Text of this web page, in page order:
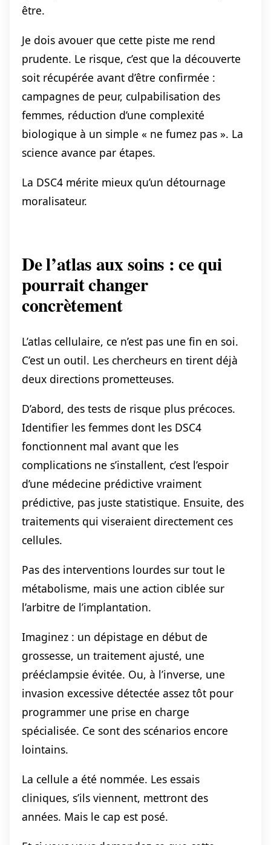
être.
Je dois avouer que cette piste me rend
prudente. Le risque, c’est que la découverte
soit récupérée avant d’être confirmée :
campagnes de peur, culpabilisation des
femmes, réduction d’une complexité
biologique à un simple « ne fumez pas ». La
science avance par étapes.
La DSC4 mérite mieux qu’un détournage
moralisateur.
De l’atlas aux soins : ce qui
pourrait changer
concrètement
L’atlas cellulaire, ce n’est pas une fin en soi.
C’est un outil. Les chercheurs en tirent déjà
deux directions prometteuses.
D’abord, des tests de risque plus précoces.
Identifier les femmes dont les DSC4
fonctionnent mal avant que les
complications ne s’installent, c’est l’espoir
d’une médecine prédictive vraiment
prédictive, pas juste statistique. Ensuite, des
traitements qui viseraient directement ces
cellules.
Pas des interventions lourdes sur tout le
métabolisme, mais une action ciblée sur
l’arbitre de l’implantation.
Imaginez : un dépistage en début de
grossesse, un traitement ajusté, une
prééclampsie évitée. Ou, à l’inverse, une
invasion excessive détectée assez tôt pour
programmer une prise en charge
spécialisée. Ce sont des scénarios encore
lointains.
La cellule a été nommée. Les essais
cliniques, s’ils viennent, mettront des
années. Mais le cap est posé.